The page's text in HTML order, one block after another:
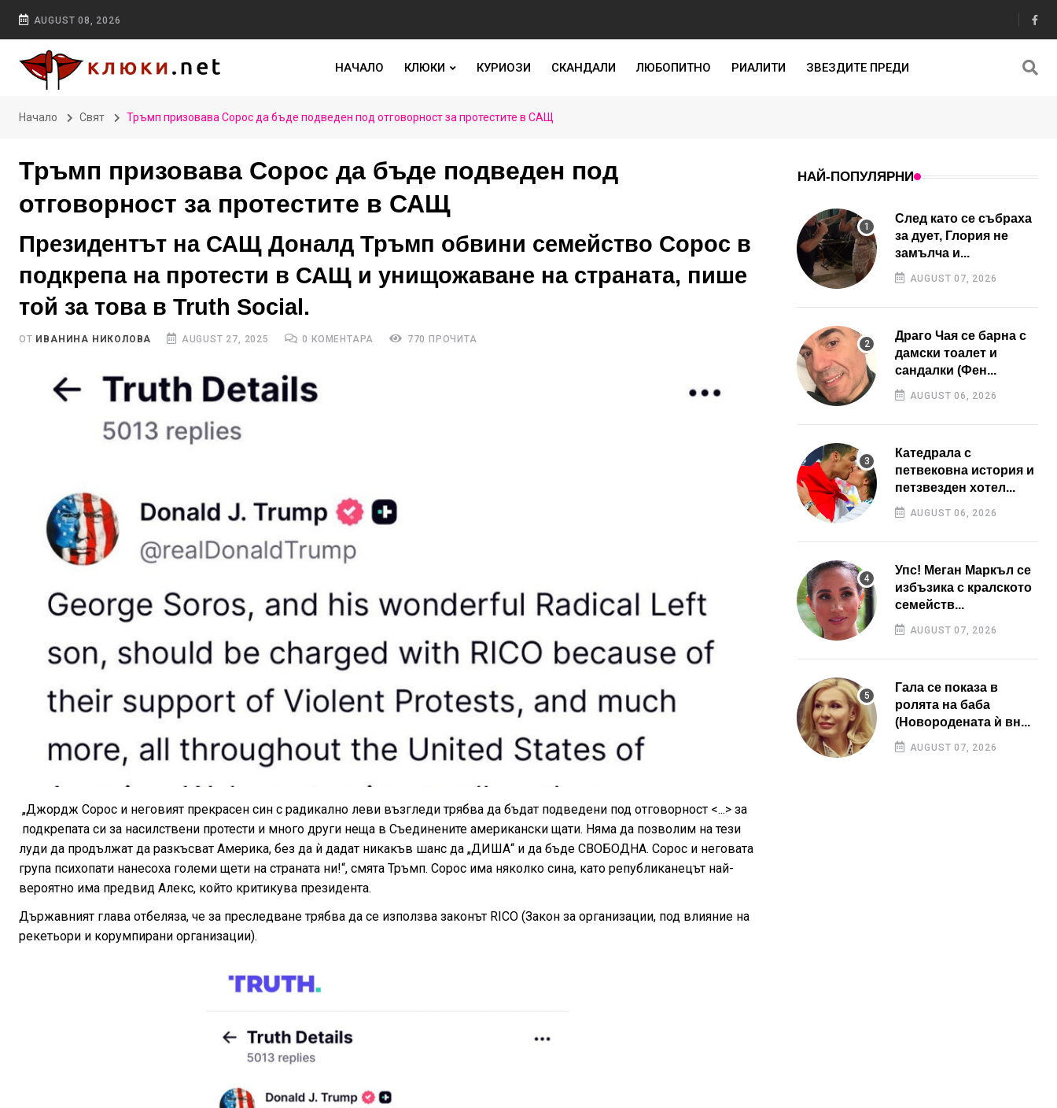
AUGUST 08, 2026
НАЧАЛО КЛЮКИ КУРИОЗИ СКАНДАЛИ ЛЮБОПИТНО РИАЛИТИ ЗВЕЗДИТЕ ПРЕДИ
Начало Свят Тръмп призовава Сорос да бъде подведен под отговорност за протестите в САЩ
Тръмп призовава Сорос да бъде подведен под
отговорност за протестите в САЩ
Президентът на САЩ Доналд Тръмп обвини семейство Сорос в
подкрепа на протести в САЩ и унищожаване на страната, пише
той за това в Truth Social.
ОТ ИВАНИНА НИКОЛОВА AUGUST 27, 2025 0 КОМЕНТАРА 770 ПРОЧИТА
„Джордж Сорос и неговият прекрасен син с радикално леви възгледи трябва да бъдат подведени под отговорност <...> за
подкрепата си за насилствени протести и много други неща в Съединените американски щати. Няма да позволим на тези
луди да продължат да разкъсват Америка, без да ѝ дадат никакъв шанс да „ДИША“ и да бъде СВОБОДНА. Сорос и неговата
група психопати нанесоха големи щети на страната ни!“, смята Тръмп. Сорос има няколко сина, като републиканецът най-
вероятно има предвид Алекс, който критикува президента.
Държавният глава отбеляза, че за преследване трябва да се използва законът RICO (Закон за организации, под влияние на
рекетьори и корумпирани организации).
НАЙ-ПОПУЛЯРНИ
След като се събраха
за дует, Глория не
замълча и...
AUGUST 07, 2026
Драго Чая се барна с
дамски тоалет и
сандалки (Фен...
AUGUST 06, 2026
Катедрала с
петвековна история и
петзвезден хотел...
AUGUST 06, 2026
Упс! Меган Маркъл се
избъзика с кралското
семейств...
AUGUST 07, 2026
Гала се показа в
ролята на баба
(Новородената ѝ вн...
AUGUST 07, 2026